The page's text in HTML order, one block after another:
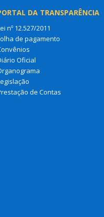
DA TRANSPARÊNCIA
nº 12.527/2011
de pagamento
Oficial
de Contas